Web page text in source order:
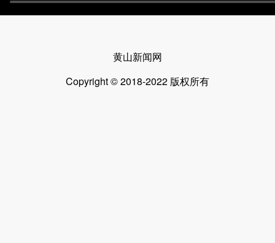
黄山新闻网
Copyright © 2018-2022 版权所有